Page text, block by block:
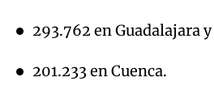
293.762 en Guadalajara y
201.233 en Cuenca.